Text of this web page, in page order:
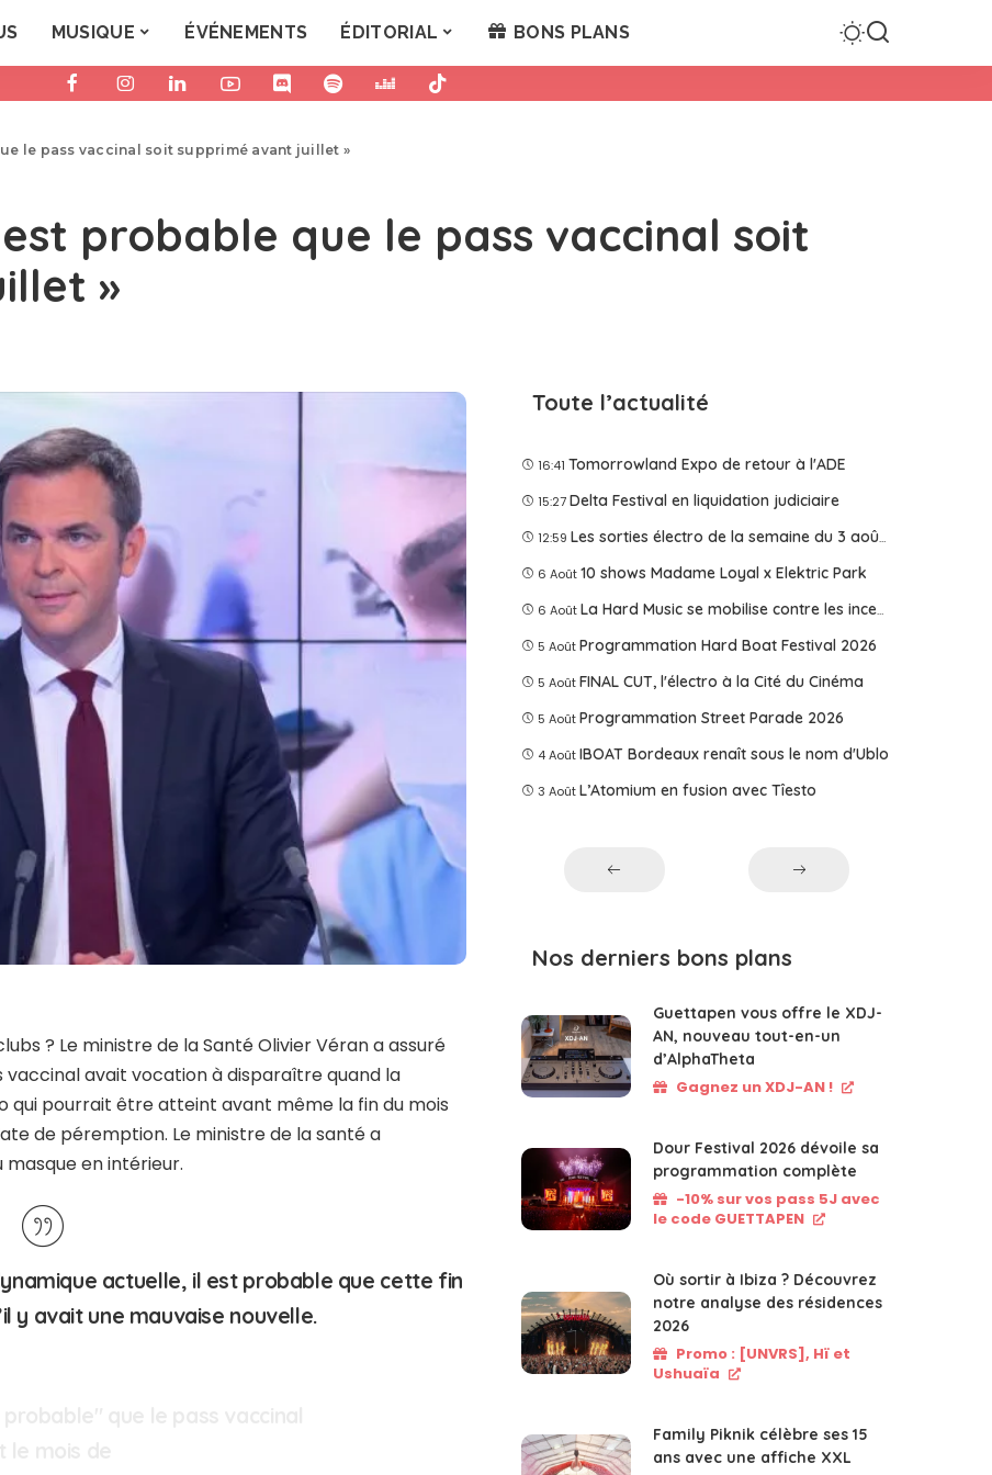
MUSIQUE ÉVÉNEMENTS ÉDITORIAL BONS PLANS
le pass vaccinal soit supprimé avant juillet »
probable que le pass vaccinal soit
»
? Le ministre de la Santé Olivier Véran a assuré
vaccinal avait vocation à disparaître quand la
qui pourrait être atteint avant même la fin du mois
de péremption. Le ministre de la santé a
en intérieur.
actuelle, il est probable que cette fin
y avait une mauvaise nouvelle.
Toute l’actualité
16:41 Tomorrowland Expo de retour à l'ADE
15:27 Delta Festival en liquidation judiciaire
12:59 Les sorties électro de la semaine du 3 août 2026
6 Août 10 shows Madame Loyal x Elektric Park
6 Août La Hard Music se mobilise contre les incendies
5 Août Programmation Hard Boat Festival 2026
5 Août FINAL CUT, l'électro à la Cité du Cinéma
5 Août Programmation Street Parade 2026
4 Août IBOAT Bordeaux renaît sous le nom d'Ublo
3 Août L’Atomium en fusion avec Tîesto
Nos derniers bons plans
Guettapen vous offre le XDJ-
AN, nouveau tout-en-un
d’AlphaTheta
Gagnez un XDJ-AN !
Dour Festival 2026 dévoile sa
programmation complète
-10% sur vos pass 5J avec
le code GUETTAPEN
Où sortir à Ibiza ? Découvrez
notre analyse des résidences
2026
Promo : [UNVRS], Hï et
Ushuaïa
Family Piknik célèbre ses 15
ans avec une affiche XXL